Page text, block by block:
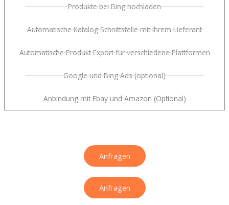
Produkte bei Bing hochladen
Automatische Katalog Schnittstelle mit Ihrem Lieferant
Automatische Produkt Export für verschiedene Plattformen
Google und Bing Ads (optional)
Anbindung mit Ebay und Amazon (Optional)
Anfragen
Anfragen